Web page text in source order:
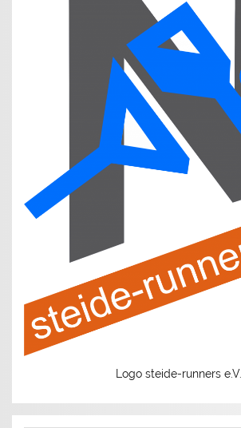
Logo steide-runners e.V.